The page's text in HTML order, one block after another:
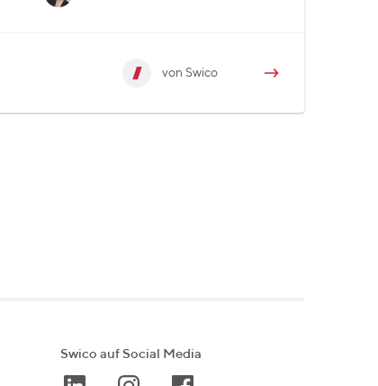
von Swico
Swico auf Social Media